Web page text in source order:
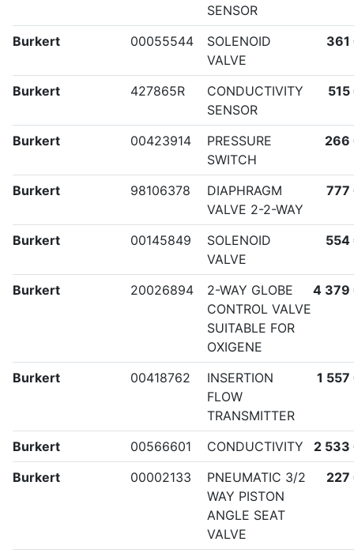
SENSOR
Burkert 00055544
SOLENOID
VALVE
361
Burkert 427865R
CONDUCTIVITY
SENSOR
515
Burkert 00423914
PRESSURE
SWITCH
266
Burkert 98106378
DIAPHRAGM
VALVE 2-2-WAY
777
Burkert 00145849
SOLENOID
VALVE
554
Burkert 20026894
2-WAY GLOBE
CONTROL VALVE
SUITABLE FOR
OXIGENE
4 379
Burkert 00418762
INSERTION
FLOW
TRANSMITTER
1 557
Burkert 00566601 CONDUCTIVITY
2 533
Burkert
00002133
PNEUMATIC 3/2
WAY PISTON
ANGLE SEAT
VALVE
227